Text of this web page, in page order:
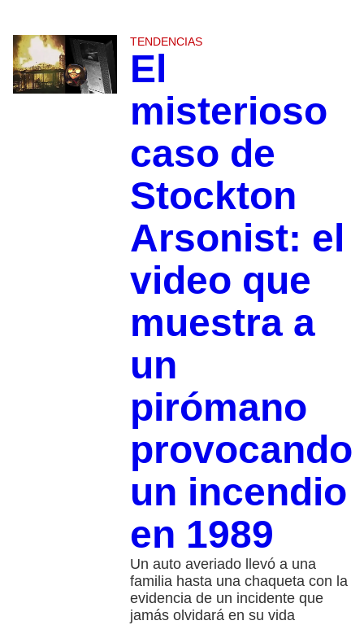
TENDENCIAS
El
misterioso
caso de
Stockton
Arsonist: el
video que
muestra a
un
pirómano
provocando
un incendio
en 1989
Un auto averiado llevó a una
familia hasta una chaqueta con la
evidencia de un incidente que
jamás olvidará en su vida